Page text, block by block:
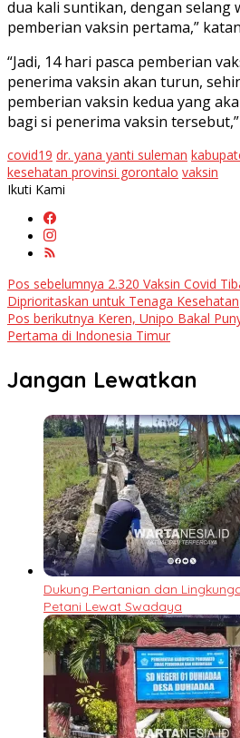
dua kali suntikan, dengan selang
pemberian vaksin pertama,”
“Jadi, 14 hari pasca pemberian
penerima vaksin akan turun,
pemberian vaksin kedua yang
bagi si penerima vaksin
covid19 dr. yana yanti suleman
kesehatan provinsi gorontalo vaksin
Ikuti Kami
Navigasi
pos
Pos sebelumnya 2.320 Vaksin Covid
Diprioritaskan untuk Tenaga Kesehatan
Pos berikutnya Keren, Unipo Bakal
Pertama di Indonesia Timur
Jangan Lewatkan
Dukung Pertanian dan
Petani Lewat Swadaya